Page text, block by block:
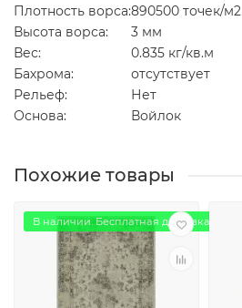
Плотность ворса:890500 точек/м2
Высота ворса:
3 мм
Вес:
0.835 кг/кв.м
Бахрома:
отсутствует
Рельеф:
Нет
Основа:
Войлок
Похожие товары
В наличии. Бесплатная доставка